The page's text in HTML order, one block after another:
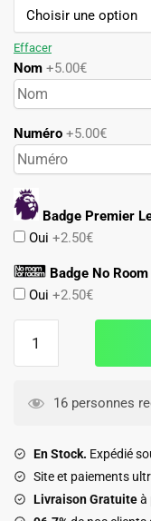
79.90€.
Effacer
Nom +5.00€
Numéro +5.00€
Badge Premier
Oui +2.50€
Badge No
Oui +2.50€
Everton
Domicile
16 personnes
En Stock. Expédié
Site et paiements
Livraison Gratuiteà